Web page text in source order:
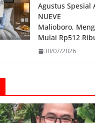
Agustus Spesial
NUEVE
Malioboro,
Mulai Rp512
30/07/2026